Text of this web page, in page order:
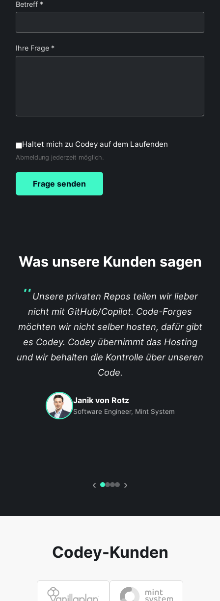
Betreff *
Ihre Frage *
Haltet mich zu Codey auf dem Laufenden
Abmeldung jederzeit möglich.
Frage senden
Was unsere Kunden sagen
Unsere privaten Repos teilen wir lieber
nicht mit GitHub/Copilot. Code-Forges
möchten wir nicht selber hosten, dafür gibt
es Codey. Codey übernimmt das Hosting
und wir behalten die Kontrolle über unseren
Code.
Janik von Rotz
Software Engineer, Mint System
‹ ›
Codey-Kunden